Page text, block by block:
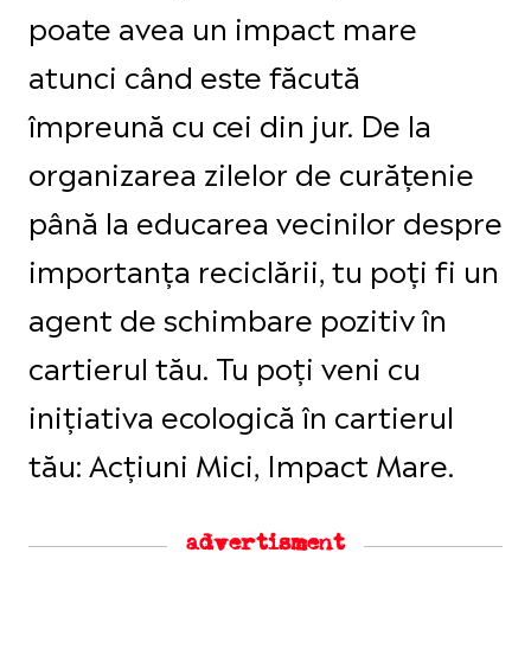
poate avea un impact mare
atunci când este făcută
împreună cu cei din jur. De la
organizarea zilelor de curățenie
până la educarea vecinilor despre
importanța reciclării, tu poți fi un
agent de schimbare pozitiv în
cartierul tău. Tu poți veni cu
inițiativa ecologică în cartierul
tău: Acțiuni Mici, Impact Mare.
advertisment